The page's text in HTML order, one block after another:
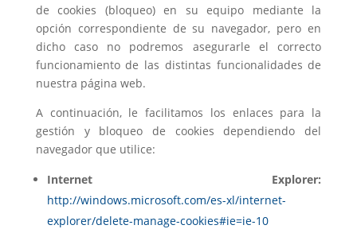
de cookies (bloqueo) en su equipo mediante la
opción correspondiente de su navegador, pero en
dicho caso no podremos asegurarle el correcto
funcionamiento de las distintas funcionalidades de
nuestra página web.
A continuación, le facilitamos los enlaces para la
gestión y bloqueo de cookies dependiendo del
navegador que utilice:
Internet Explorer:
http://windows.microsoft.com/es-xl/internet-
explorer/delete-manage-cookies#ie=ie-10